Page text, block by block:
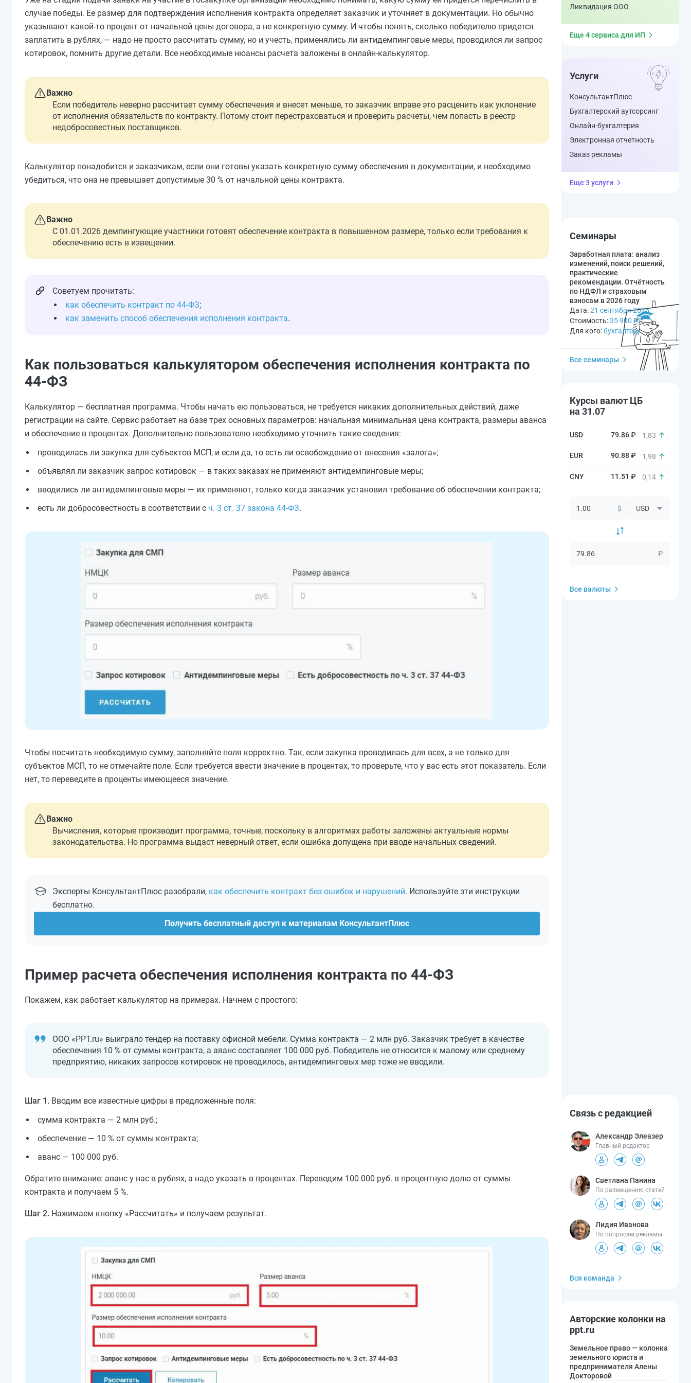
случае победы. Ее размер для подтверждения исполнения контракта определяет заказчик и уточняет в документации. Но обычно
указывают какой-то процент от начальной цены договора, а не конкретную сумму. И чтобы понять, сколько победителю придется
заплатить в рублях, — надо не просто рассчитать сумму, но и учесть, применялись ли антидемпинговые меры, проводился ли запрос
котировок, помнить другие детали. Все необходимые нюансы расчета заложены в онлайн-калькулятор.
Важно
Если победитель неверно рассчитает сумму обеспечения и внесет меньше, то заказчик вправе это расценить как уклонение
от исполнения обязательств по контракту. Потому стоит перестраховаться и проверить расчеты, чем попасть в реестр
недобросовестных поставщиков.
Калькулятор понадобится и заказчикам, если они готовы указать конкретную сумму обеспечения в документации, и необходимо
убедиться, что она не превышает допустимые 30 % от начальной цены контракта.
Важно
С 01.01.2026 демпингующие участники готовят обеспечение контракта в повышенном размере, только если требования к
обеспечению есть в извещении.
Советуем прочитать:
как обеспечить контракт по 44-ФЗ;
как заменить способ обеспечения исполнения контракта.
Как пользоваться калькулятором обеспечения исполнения контракта по
44-ФЗ
Калькулятор — бесплатная программа. Чтобы начать ею пользоваться, не требуется никаких дополнительных действий, даже
регистрации на сайте. Сервис работает на базе трех основных параметров: начальная минимальная цена контракта, размеры аванса
и обеспечение в процентах. Дополнительно пользователю необходимо уточнить такие сведения:
проводилась ли закупка для субъектов МСП, и если да, то есть ли освобождение от внесения «залога»;
объявлял ли заказчик запрос котировок — в таких заказах не применяют антидемпинговые меры;
вводились ли антидемпинговые меры — их применяют, только когда заказчик установил требование об обеспечении контракта;
есть ли добросовестность в соответствии с ч. 3 ст. 37 закона 44-ФЗ.
Чтобы посчитать необходимую сумму, заполняйте поля корректно. Так, если закупка проводилась для всех, а не только для
субъектов МСП, то не отмечайте поле. Если требуется ввести значение в процентах, то проверьте, что у вас есть этот показатель. Если
нет, то переведите в проценты имеющееся значение.
Важно
Вычисления, которые производит программа, точные, поскольку в алгоритмах работы заложены актуальные нормы
законодательства. Но программа выдаст неверный ответ, если ошибка допущена при вводе начальных сведений.
Эксперты КонсультантПлюс разобрали, как обеспечить контракт без ошибок и нарушений. Используйте эти инструкции
бесплатно.
Получить бесплатный доступ к материалам КонсультантПлюс
Пример расчета обеспечения исполнения контракта по 44-ФЗ
Покажем, как работает калькулятор на примерах. Начнем с простого:
ООО «PPT.ru» выиграло тендер на поставку офисной мебели. Сумма контракта — 2 млн руб. Заказчик требует в качестве
обеспечения 10 % от суммы контракта, а аванс составляет 100 000 руб. Победитель не относится к малому или среднему
предприятию, никаких запросов котировок не проводилось, антидемпинговых мер тоже не вводили.
Шаг 1. Вводим все известные цифры в предложенные поля:
сумма контракта — 2 млн руб.;
обеспечение — 10 % от суммы контракта;
аванс — 100 000 руб.
Обратите внимание: аванс у нас в рублях, а надо указать в процентах. Переводим 100 000 руб. в процентную долю от суммы
контракта и получаем 5 %.
Шаг 2. Нажимаем кнопку «Рассчитать» и получаем результат.
дохода
Транспортный налог
Расчет утилизационного
Ликвидация ООО
Еще 4 сервиса для ИП
Услуги
КонсультантПлюс
Бухгалтерский аутсорсинг
Онлайн-бухгалтерия
Электронная отчетность
Заказ рекламы
Еще 3 услуги
Семинары
Заработная плата: анализ
изменений, поиск решений,
практические
рекомендации. Отчётность
по НДФЛ и страховым
взносам в 2026 году
Дата:21 сентября 2026
Стоимость:35 900 ₽
Для кого:бухгалтеру
Все семинары
Курсы валют ЦБ
на 31.07
79.86 ₽ 1,83
90.88 ₽ 1,98
11.51 ₽ 0,14
$
₽
Все валюты
Связь с редакцией
Александр Элеазер
Главный редактор
Светлана Панина
По размещению статей
Лидия Иванова
По вопросам рекламы
Вся команда
Авторские колонки на
ppt.ru
Земельное право — колонка
земельного юриста и
предпринимателя Алены
Докторовой